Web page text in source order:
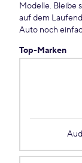
Modelle. Bleibe
auf dem
Auto noch
Top-Marken